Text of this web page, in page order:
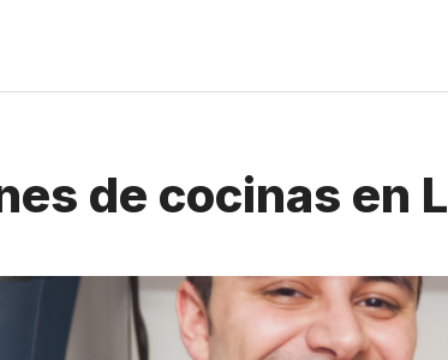
de cocinas en